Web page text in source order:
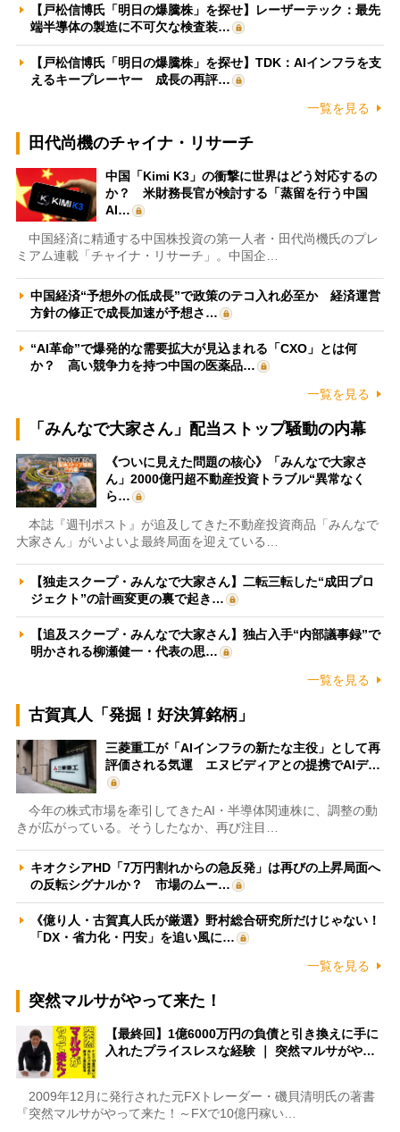
【戸松信博氏「明日の爆騰株」を探せ】レーザーテック：最先
端半導体の製造に不可欠な検査装…
【戸松信博氏「明日の爆騰株」を探せ】TDK：AIインフラを支
えるキープレーヤー 成長の再評…
一覧を見る
田代尚機のチャイナ・リサーチ
中国「Kimi K3」の衝撃に世界はどう対応するの
か？ 米財務長官が検討する「蒸留を行う中国
AI…
中国経済に精通する中国株投資の第一人者・田代尚機氏のプレ
ミアム連載「チャイナ・リサーチ」。中国企…
中国経済“予想外の低成長”で政策のテコ入れ必至か 経済運営
方針の修正で成長加速が予想さ…
“AI革命”で爆発的な需要拡大が見込まれる「CXO」とは何
か？ 高い競争力を持つ中国の医薬品…
一覧を見る
「みんなで大家さん」配当ストップ騒動の内幕
《ついに見えた問題の核心》「みんなで大家さ
ん」2000億円超不動産投資トラブル“異常なく
ら…
本誌『週刊ポスト』が追及してきた不動産投資商品「みんなで
大家さん」がいよいよ最終局面を迎えている…
【独走スクープ・みんなで大家さん】二転三転した“成田プロ
ジェクト”の計画変更の裏で起き…
【追及スクープ・みんなで大家さん】独占入手“内部議事録”で
明かされる柳瀬健一・代表の思…
一覧を見る
古賀真人「発掘！好決算銘柄」
三菱重工が「AIインフラの新たな主役」として再
評価される気運 エヌビディアとの提携でAIデ…
今年の株式市場を牽引してきたAI・半導体関連株に、調整の動
きが広がっている。そうしたなか、再び注目…
キオクシアHD「7万円割れからの急反発」は再びの上昇局面へ
の反転シグナルか？ 市場のムー…
《億り人・古賀真人氏が厳選》野村総合研究所だけじゃない！
「DX・省力化・円安」を追い風に…
一覧を見る
突然マルサがやって来た！
【最終回】1億6000万円の負債と引き換えに手に
入れたプライスレスな経験 ｜ 突然マルサがや…
2009年12月に発行された元FXトレーダー・磯貝清明氏の著書
『突然マルサがやって来た！～FXで10億円稼い…